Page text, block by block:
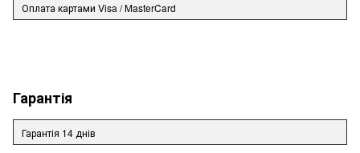
Оплата картами Visa / MasterCard
Гарантія
Гарантія 14 днів